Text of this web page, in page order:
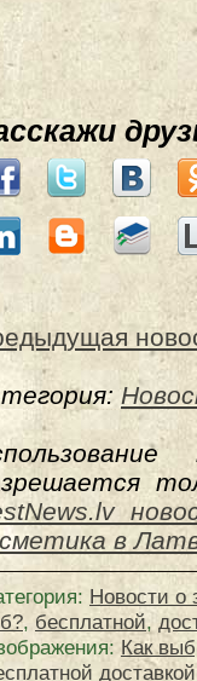
в
: Новости о
, бесплатной,
Как
доставкой